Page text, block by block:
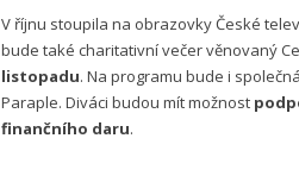
V říjnu stoupila na obrazovky České
bude také charitativní večer věnovaný
listopadu. Na programu bude i
Paraple. Diváci budou mít možnost
finančního daru.